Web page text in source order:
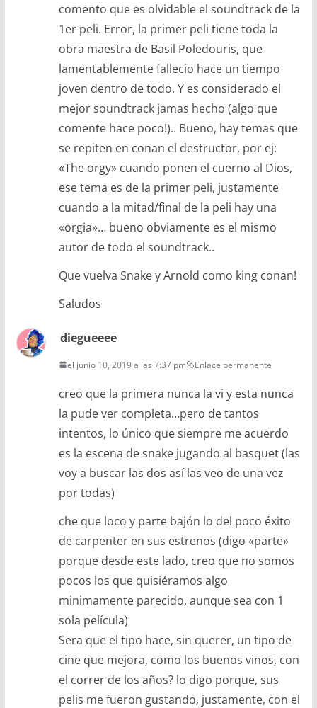
comento que es olvidable el soundtrack de la
1er peli. Error, la primer peli tiene toda la
obra maestra de Basil Poledouris, que
lamentablemente fallecio hace un tiempo
joven dentro de todo. Y es considerado el
mejor soundtrack jamas hecho (algo que
comente hace poco!).. Bueno, hay temas que
se repiten en conan el destructor, por ej:
«The orgy» cuando ponen el cuerno al Dios,
ese tema es de la primer peli, justamente
cuando a la mitad/final de la peli hay una
«orgia»… bueno obviamente es el mismo
autor de todo el soundtrack..
Que vuelva Snake y Arnold como king conan!
Saludos
diegueeee
el junio 10, 2019 a las 7:37 pm Enlace permanente
creo que la primera nunca la vi y esta nunca
la pude ver completa…pero de tantos
intentos, lo único que siempre me acuerdo
es la escena de snake jugando al basquet (las
voy a buscar las dos así las veo de una vez
por todas)
che que loco y parte bajón lo del poco éxito
de carpenter en sus estrenos (digo «parte»
porque desde este lado, creo que no somos
pocos los que quisiéramos algo
minimamente parecido, aunque sea con 1
sola película)
Sera que el tipo hace, sin querer, un tipo de
cine que mejora, como los buenos vinos, con
el correr de los años? lo digo porque, sus
pelis me fueron gustando, justamente, con el